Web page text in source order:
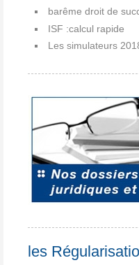
barême droit de
ISF :calcul rapide
Les simulateurs
les